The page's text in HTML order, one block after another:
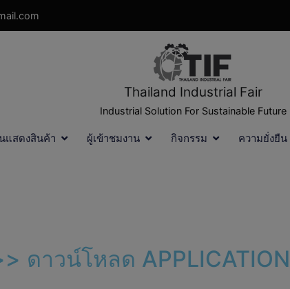
Thailand Industrial Fair
Industrial Solution For Sustainable Future
แสดงสินค้า ผู้เข้าชมงาน กิจกรรม ความยั่งยืน
ดาวน์โหลด